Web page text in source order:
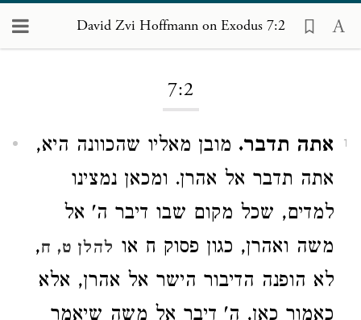
David Zvi Hoffmann on Exodus 7:2
7:2
1 אתה תדבר. מובן מאליו שהכוונה היא,
אתה תדבר אל אהרן. ומכאן נמצינו
למדים, שכל מקום שבו דיבר ה' אל
משה ואהרן, כגון פסוק ח או להלן ט, ח,
לא הופנה הדיבור הישר אל אהרן, אלא